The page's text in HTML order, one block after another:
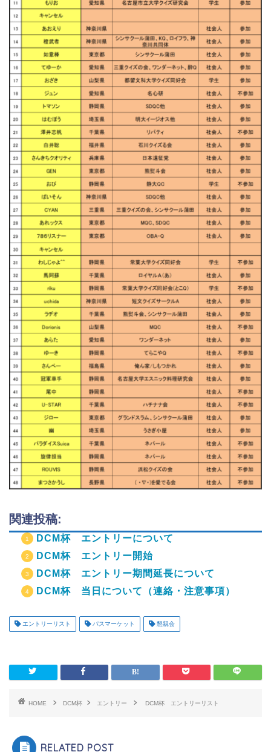
関連投稿:
DCM杯 エントリーについて
DCM杯 エントリー開始
DCM杯 エントリー期間延長について
DCM杯 当日について（連絡・注意事項）
エントリーリスト パスマーケット 懇親会
HOME DCM杯 エントリー DCM杯 エントリーリスト
RELATED POST